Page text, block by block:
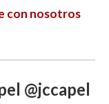
con nosotros
@jccapel